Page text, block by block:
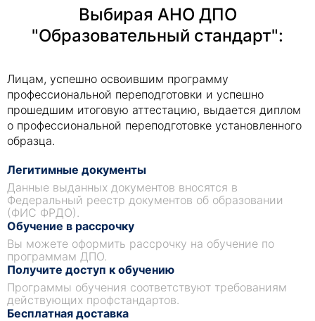
Выбирая АНО ДПО
"Образовательный стандарт":
Лицам, успешно освоившим программу
профессиональной переподготовки и успешно
прошедшим итоговую аттестацию, выдается диплом
о профессиональной переподготовке установленного
образца.
Легитимные документы
Данные выданных документов вносятся в
Федеральный реестр документов об образовании
(ФИС ФРДО).
Обучение в рассрочку
Вы можете оформить рассрочку на обучение по
программам ДПО.
Получите доступ к обучению
Программы обучения соответствуют требованиям
действующих профстандартов.
Бесплатная доставка